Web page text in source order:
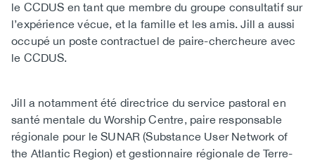
le CCDUS en tant que membre du groupe consultatif sur
l’expérience vécue, et la famille et les amis. Jill a aussi
occupé un poste contractuel de paire-chercheure avec
le CCDUS.
Jill a notamment été directrice du service pastoral en
santé mentale du Worship Centre, paire responsable
régionale pour le SUNAR (Substance User Network of
the Atlantic Region) et gestionnaire régionale de Terre-